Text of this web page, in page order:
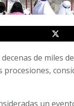
de miles
un